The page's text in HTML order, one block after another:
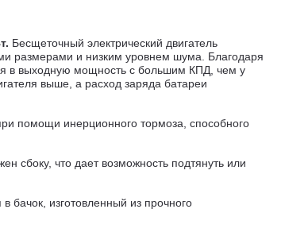
Бесщеточный электрический двигатель
размерами и низким уровнем шума. Благодаря
в выходную мощность с большим КПД, чем у
выше, а расход заряда батареи
помощи инерционного тормоза, способного
сбоку, что дает возможность подтянуть или
бачок, изготовленный из прочного